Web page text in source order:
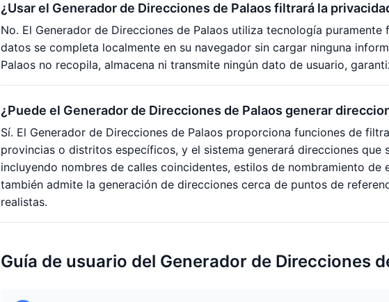
¿Usar el Generador de Direcciones de Palaos filtrará la
No. El Generador de Direcciones de Palaos utiliza tecnología
datos se completa localmente en su navegador sin cargar ninguna
Palaos no recopila, almacena ni transmite ningún dato de usuario,
¿Puede el Generador de Direcciones de Palaos generar
Sí. El Generador de Direcciones de Palaos proporciona funciones de
provincias o distritos específicos, y el sistema generará direcciones que
incluyendo nombres de calles coincidentes, estilos de nombramiento
también admite la generación de direcciones cerca de puntos de
realistas.
Guía de usuario del Generador de Direcciones